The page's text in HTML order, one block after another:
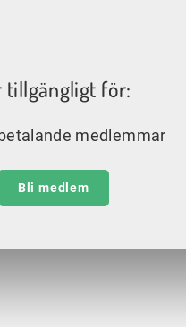
tillgängligt för:
medlemmar
Bli medlem